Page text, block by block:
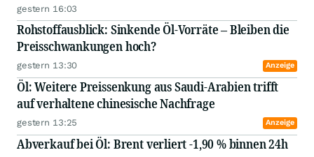
gestern 16:03
Rohstoffausblick: Sinkende Öl-Vorräte – Bleiben die
Preisschwankungen hoch?
gestern 13:30 Anzeige
Öl: Weitere Preissenkung aus Saudi-Arabien trifft
auf verhaltene chinesische Nachfrage
gestern 13:25 Anzeige
Abverkauf bei Öl: Brent verliert -1,90 % binnen 24h